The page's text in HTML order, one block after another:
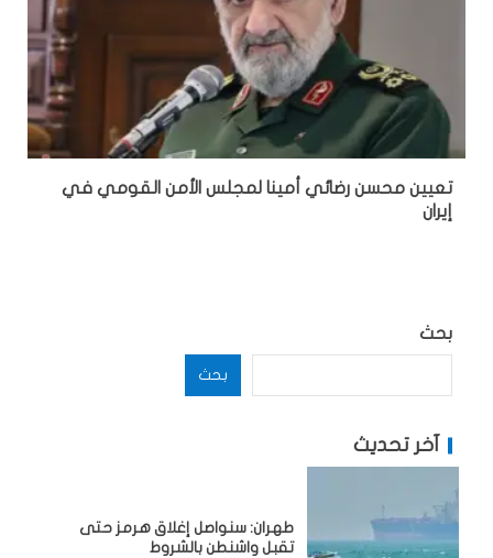
تعيين محسن رضائي أمينا لمجلس الأمن القومي في
إيران
بحث
بحث
آخر تحديث
طهران: سنواصل إغلاق هرمز حتى
تقبل واشنطن بالشروط